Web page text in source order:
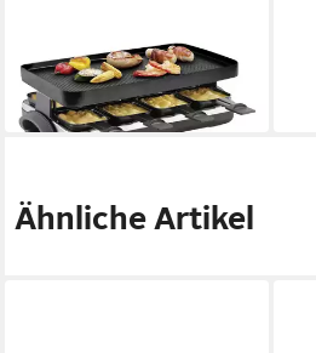
103,76 €
9,48 €mtl. in 12 Raten
in 2-3 Werktagen bei dir
Ähnliche Artikel